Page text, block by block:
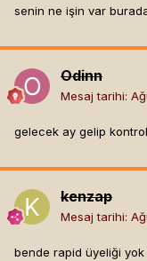
senin ne işin var
Odinn
Mesaj tarihi:
gelecek ay gelip
kenzap
Mesaj tarihi:
bende rapid üyeliği yok